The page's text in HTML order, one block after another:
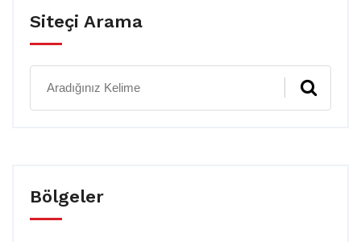
Siteçi Arama
Bölgeler